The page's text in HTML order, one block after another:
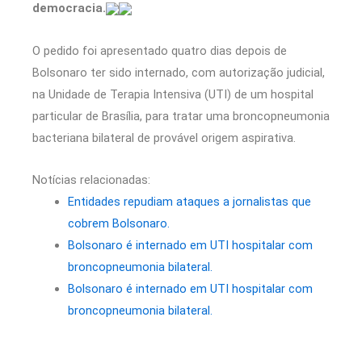
democracia.
O pedido foi apresentado quatro dias depois de
Bolsonaro ter sido internado, com autorização judicial,
na Unidade de Terapia Intensiva (UTI) de um hospital
particular de Brasília, para tratar uma broncopneumonia
bacteriana bilateral de provável origem aspirativa.
Notícias relacionadas:
Entidades repudiam ataques a jornalistas que
cobrem Bolsonaro.
Bolsonaro é internado em UTI hospitalar com
broncopneumonia bilateral.
Bolsonaro é internado em UTI hospitalar com
broncopneumonia bilateral.